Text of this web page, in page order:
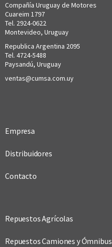
Compañía Uruguay de Motores
Cuareim 1797
Tel. 2924-0622
Montevideo, Uruguay
Republica Argentina 2095
Tel. 4724-5488
Paysandú, Uruguay
ventas@cumsa.com.uy
Empresa
Distribuidores
Contacto
Repuestos Agrícolas
Repuestos Camiones y Ómnibus